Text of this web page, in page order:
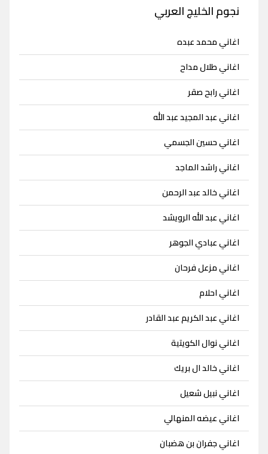
نجوم الخليج العربي
اغاني محمد عبده
اغاني طلال مداح
اغاني رابح صقر
اغاني عبد المجيد عبد الله
اغاني حسين الجسمي
اغاني راشد الماجد
اغاني خالد عبد الرحمن
اغاني عبد الله الرويشد
اغاني عبادي الجوهر
اغاني مزعل فرحان
اغاني احلام
اغاني عبد الكريم عبد القادر
اغاني نوال الكويتية
اغاني خالد ال بريك
اغاني نبيل شعيل
اغاني عيضه المنهالي
اغاني جفران بن هضبان